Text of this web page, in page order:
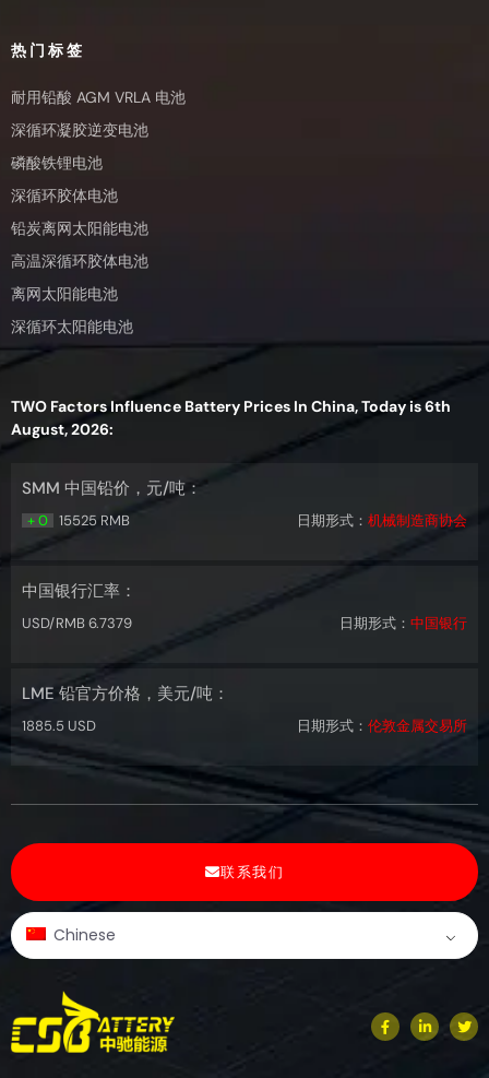
热门标签
耐用铅酸 AGM VRLA 电池
深循环凝胶逆变电池
磷酸铁锂电池
深循环胶体电池
铅炭离网太阳能电池
高温深循环胶体电池
离网太阳能电池
深循环太阳能电池
TWO Factors Influence Battery Prices In China, Today is 6th
August, 2026:
SMM 中国铅价，元/吨：
+ 0 15525 RMB 日期形式： 机械制造商协会
中国银行汇率：
USD/RMB 6.7379 日期形式： 中国银行
LME 铅官方价格，美元/吨：
1885.5 USD 日期形式： 伦敦金属交易所
联系我们
Chinese